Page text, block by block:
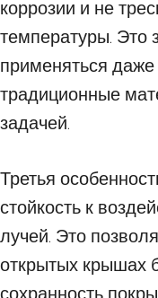
коррозии и не
температуры. Это
применяться даже
традиционные
задачей.
Третья
стойкость к
лучей. Это
открытых крышах
сохранность